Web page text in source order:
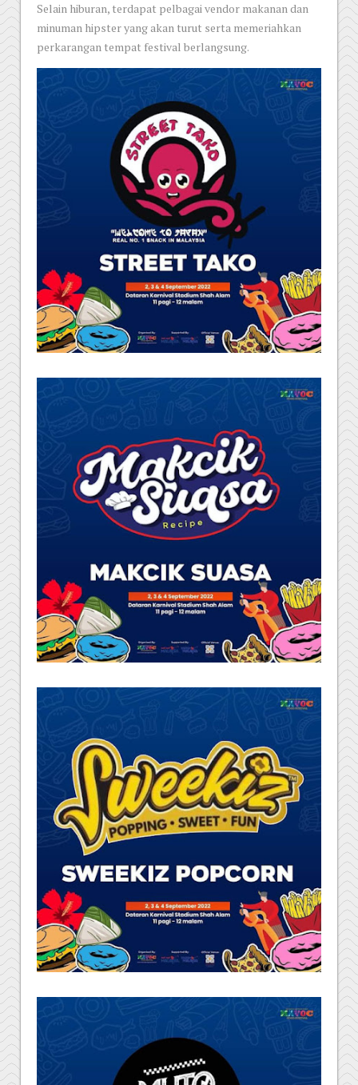
Selain hiburan, terdapat pelbagai vendor makanan dan
minuman hipster yang akan turut serta memeriahkan
perkarangan tempat festival berlangsung.